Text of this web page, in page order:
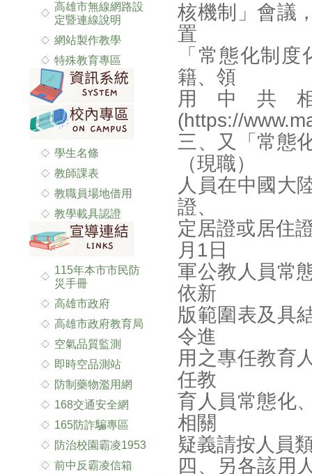
高雄市無線網路設
定暨連線說明
網站製作教學
特殊教育專區
學生名條
教師課表
教職員場地借用
教學載具認證
115年本市市民防
災手冊
高雄市政府
高雄市政府教育局
空氣品質監測
即時空品測站
防制藥物濫用網
168交通安全網
165防詐騙專區
防治校園霸凌1953
前中反霸凌信箱
核機制」會議
置
「常態化制
籍、領
用中共
(https://
三、又「常態
（現職）
人員在中國大
證、
定居證或居住
月1日
軍公教人員常
依新
版範圍表及具
令進
用之專任教育
任教
育人員常態化
相關
疑義請按人員
四、另各該用